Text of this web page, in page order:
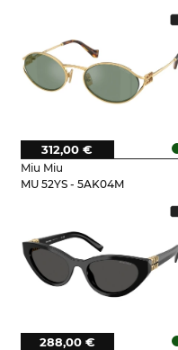
Miu Miu
MU 52YS - 5AK04M
312,00 €
288,00 €